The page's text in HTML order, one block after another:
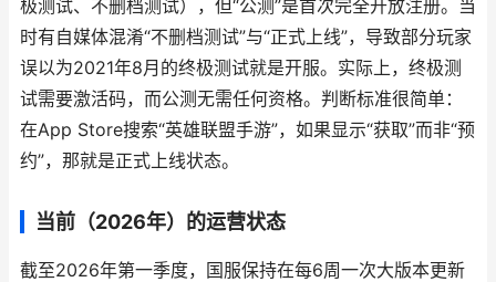
极测试、不删档测试），但“公测”是首次完全开放注册。当
时有自媒体混淆“不删档测试”与“正式上线”，导致部分玩家
误以为2021年8月的终极测试就是开服。实际上，终极测
试需要激活码，而公测无需任何资格。判断标准很简单：
在App Store搜索“英雄联盟手游”，如果显示“获取”而非“预
约”，那就是正式上线状态。
当前（2026年）的运营状态
截至2026年第一季度，国服保持在每6周一次大版本更新